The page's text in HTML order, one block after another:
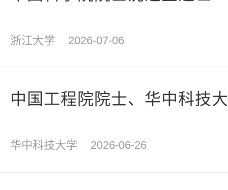
浙江大学 2026-07-06
中国工程院院士、华中科技
华中科技大学 2026-06-26